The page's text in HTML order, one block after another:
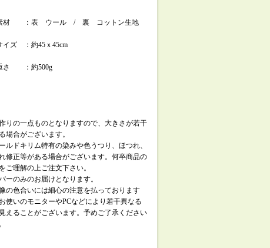
材 ：表 ウール / 裏 コットン生地
ズ ：約45ｘ45cm
さ ：約500g
りの一点ものとなりますので、大きさが若干
場合がございます。
ルドキリム特有の染みや色うつり、ほつれ、
修正等がある場合がございます。何卒商品の
ご理解の上ご注文下さい。
ーのみのお届けとなります。
の色合いには細心の注意を払っております
使いのモニターやPCなどにより若干異なる
えることがございます。予めご了承ください